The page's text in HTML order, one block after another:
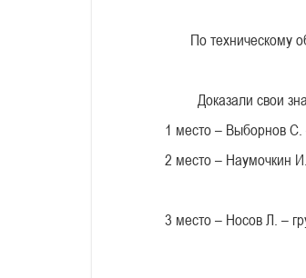
По техническому
Доказали свои
1 место – Выборнов С.
2 место – Наумочкин
3 место – Носов Л. –